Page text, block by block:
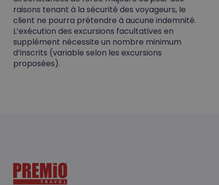
raisons tenant à la sécurité des voyageurs, le
client ne pourra prétendre à aucune indemnité.
L’exécution des excursions facultatives en
supplément nécessite un nombre minimum
d’inscrits (variable selon les excursions
proposées).